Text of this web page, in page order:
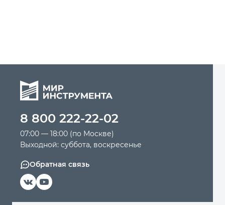
8 800 222-22-02
07:00 — 18:00 (по Москве)
Выходной: суббота, воскресенье
Обратная связь